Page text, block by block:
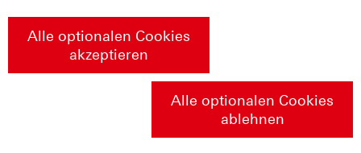
Alle optionalen Cookies
akzeptieren
Alle optionalen Cookies
ablehnen